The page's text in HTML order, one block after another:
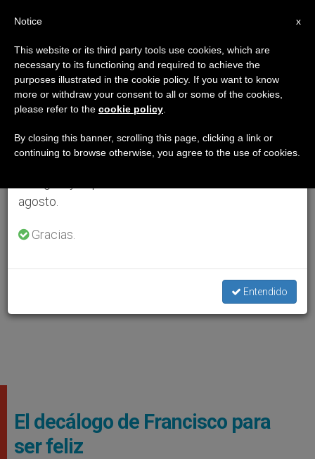
El decálogo de Francisco para
ser feliz
×
Aviso importante
Del 27 de julio al 7 de agosto haremos la pausa
anual, aprovechando que en el periodo de verano
se generan menos informaciones y también el
agosto.
Gracias.
Entendido
x
Notice
This website or its third party tools use cookies, which are
necessary to its functioning and required to achieve the
purposes illustrated in the cookie policy. If you want to know
more or withdraw your consent to all or some of the cookies,
please refer to the cookie policy
By closing this banner, scrolling this page, clicking a link or
continuing to browse otherwise, you agree to the use of cookies.